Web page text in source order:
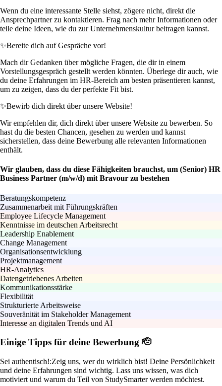
Wenn du eine interessante Stelle siehst, zögere nicht, direkt die
Ansprechpartner zu kontaktieren. Frag nach mehr Informationen oder
teile deine Ideen, wie du zur Unternehmenskultur beitragen kannst.
✨Bereite dich auf Gespräche vor!
Mach dir Gedanken über mögliche Fragen, die dir in einem
Vorstellungsgespräch gestellt werden könnten. Überlege dir auch, wie
du deine Erfahrungen im HR-Bereich am besten präsentieren kannst,
um zu zeigen, dass du der perfekte Fit bist.
✨Bewirb dich direkt über unsere Website!
Wir empfehlen dir, dich direkt über unsere Website zu bewerben. So
hast du die besten Chancen, gesehen zu werden und kannst
sicherstellen, dass deine Bewerbung alle relevanten Informationen
enthält.
Wir glauben, dass du diese Fähigkeiten brauchst, um (Senior) HR
Business Partner (m/w/d) mit Bravour zu bestehen
Beratungskompetenz
Zusammenarbeit mit Führungskräften
Employee Lifecycle Management
Kenntnisse im deutschen Arbeitsrecht
Leadership Enablement
Change Management
Organisationsentwicklung
Projektmanagement
HR-Analytics
Datengetriebenes Arbeiten
Kommunikationsstärke
Flexibilität
Strukturierte Arbeitsweise
Souveränität im Stakeholder Management
Interesse an digitalen Trends und AI
Einige Tipps für deine Bewerbung 🫡
Sei authentisch!:Zeig uns, wer du wirklich bist! Deine Persönlichkeit
und deine Erfahrungen sind wichtig. Lass uns wissen, was dich
motiviert und warum du Teil von StudySmarter werden möchtest.